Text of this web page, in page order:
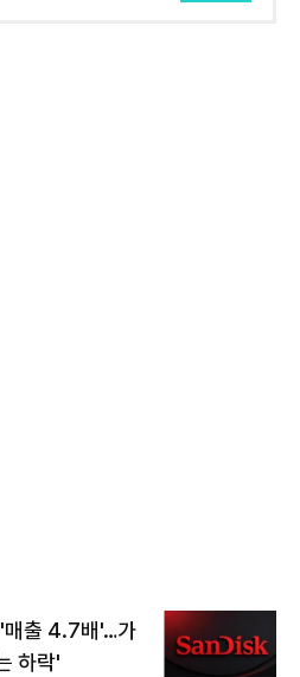
매출 4.7배'…가
하락'